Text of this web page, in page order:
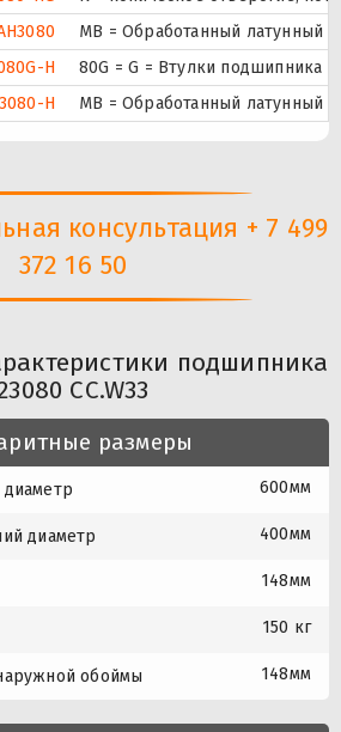
MB = Обработанный латунный
H
80G = G = Втулки подшипника
H
MB = Обработанный латунный
консультация + 7 499
372 16 50
подшипника
CC.W33
размеры
600мм
диаметр 400мм
148мм
150 кг
обоймы 148мм